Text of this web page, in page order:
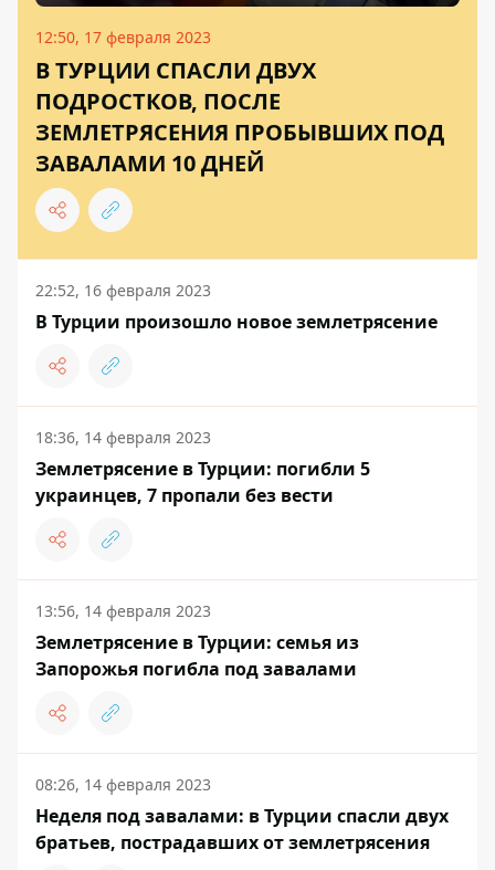
12:50, 17 февраля 2023
В ТУРЦИИ СПАСЛИ ДВУХ
ПОДРОСТКОВ, ПОСЛЕ
ЗЕМЛЕТРЯСЕНИЯ ПРОБЫВШИХ ПОД
ЗАВАЛАМИ 10 ДНЕЙ
22:52, 16 февраля 2023
В Турции произошло новое землетрясение
18:36, 14 февраля 2023
Землетрясение в Турции: погибли 5
украинцев, 7 пропали без вести
13:56, 14 февраля 2023
Землетрясение в Турции: семья из
Запорожья погибла под завалами
08:26, 14 февраля 2023
Неделя под завалами: в Турции спасли двух
братьев, пострадавших от землетрясения